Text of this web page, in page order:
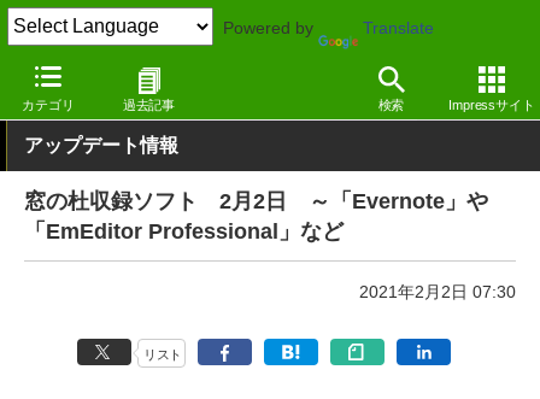
Powered by Translate
カテゴリ 過去記事 検索 Impressサイト
窓の杜 その他の話題 アップデート
アップデート情報
窓の杜収録ソフト 2月2日 ～「Evernote」や
「EmEditor Professional」など
2021年2月2日 07:30
リスト